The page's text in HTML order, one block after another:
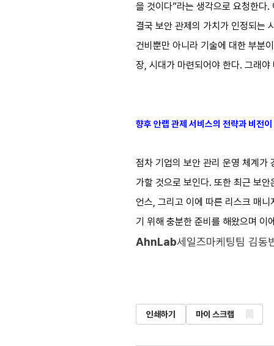
을 것이다”라는 생각으로 요청한다
결국 보안 관제의 가치가 인정되는
건비뿐만 아니라 기술에 대한 부분
장, 시대가 마련되어야 한다. 그래
향후 안랩 관제 서비스의 전략과 비전
점차 기업의 보안 관리 운영 체계가
가할 것으로 보인다. 또한 최근 보
언스, 그리고 이에 따른 리스크 매
기 위해 충분한 준비를 해왔으며 이
AhnLab세일즈마케팅팀 김동
인쇄하기 마이 스크랩